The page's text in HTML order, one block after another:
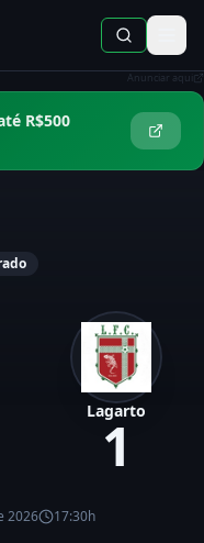
Anunciar aqui
R$500
Lagarto
1
2026 17:30h